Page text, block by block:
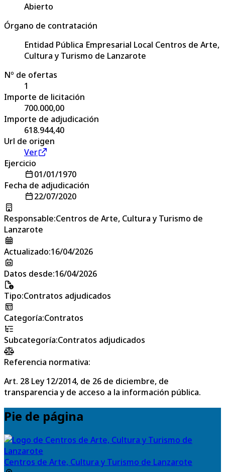
Abierto
Órgano de contratación
Entidad Pública Empresarial Local Centros de Arte,
Cultura y Turismo de Lanzarote
Nº de ofertas
1
Importe de licitación
700.000,00
Importe de adjudicación
618.944,40
Url de origen
Ver
Ejercicio
01/01/1970
Fecha de adjudicación
22/07/2020
Responsable:Centros de Arte, Cultura y Turismo de
Lanzarote
Actualizado:16/04/2026
Datos desde:16/04/2026
Tipo:Contratos adjudicados
Categoría:Contratos
Subcategoría:Contratos adjudicados
Referencia normativa:
Art. 28 Ley 12/2014, de 26 de diciembre, de
transparencia y de acceso a la información pública.
Pie de página
Centros de Arte, Cultura y Turismo de Lanzarote